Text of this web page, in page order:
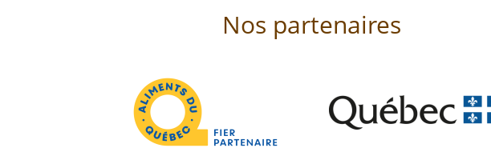
Nos partenaires